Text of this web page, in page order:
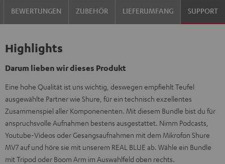
BEWERTUNGEN ZUBEHÖR LIEFERUMFANG SUPPORT
Highlights
Darum lieben wir dieses Produkt
Eine hohe Qualität ist uns wichtig, deswegen empfiehlt Teufel
ausgewählte Partner wie Shure, für ein technisch exzellentes
Zusammenspiel aller Komponenenten. Mit diesem Bundle bist du für
anspruchsvolle Aufnahmen bestens ausgestattet. Nimm Podcasts,
Youtube-Videos oder Gesangsaufnahmen mit dem Mikrofon Shure
MV7 auf und höre sie mit unserem REAL BLUE ab. Wähle ein Bundle
mit Tripod oder Boom Arm im Auswahlfeld oben rechts.